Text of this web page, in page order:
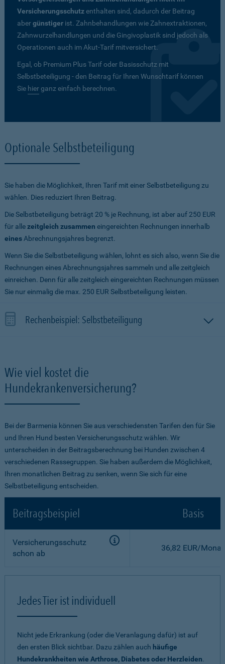
Versicherungsschutzenthalten sind, dadurch der Beitrag
abergünstiger ist. Zahnbehandlungen wie Zahnextraktionen,
Zahnwurzelhandlungen und die Gingivoplastik sind jedoch als
Operationen auch im Akut-Tarif mitversichert.
Egal, ob Premium Plus Tarif oder Basisschutz mit
Selbstbeteiligung - den Beitrag für Ihren Wunschtarif können
Sie hierganz einfach berechnen.
Optionale Selbstbeteiligung
Sie haben die Möglichkeit, Ihren Tarif mit einer Selbstbeteiligung zu
wählen. Dies reduziert Ihren Beitrag.
Die Selbstbeteiligung beträgt 20 % je Rechnung, ist aber auf 250 EUR
für allezeitgleich zusammen eingereichten Rechnungen innerhalb
eines Abrechnungsjahres begrenzt.
Wenn Sie die Selbstbeteiligung wählen, lohnt es sich also, wenn Sie die
Rechnungen eines Abrechnungsjahres sammeln und alle zeitgleich
einreichen. Denn für alle zeitgleich eingereichten Rechnungen müssen
Sie nur einmalig die max. 250 EUR Selbstbeteiligung leisten.
Rechenbeispiel: Selbstbeteiligung
Wie viel kostet die
Hundekrankenversicherung?
Bei der Barmenia können Sie aus verschiedensten Tarifen den für Sie
und Ihren Hund besten Versicherungsschutz wählen. Wir
unterscheiden in der Beitragsberechnung bei Hunden zwischen 4
verschiedenen Rassegruppen. Sie haben außerdem die Möglichkeit,
Ihren monatlichen Beitrag zu senken, wenn Sie sich für eine
Selbstbeteiligung entscheiden.
Beitragsbeispiel Basis
Versicherungsschutz
schon ab
36,82 EUR/Monat
Jedes Tier ist individuell
Nicht jede Erkrankung (oder die Veranlagung dafür) ist auf
den ersten Blick sichtbar. Dazu zählen auch häufige
Hundekrankheiten wie Arthrose, Diabetes oder Herzleiden.